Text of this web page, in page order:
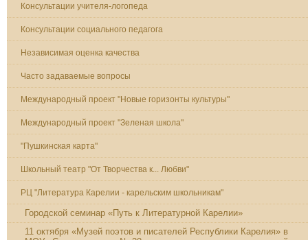
Консультации учителя-логопеда
Консультации социального педагога
Независимая оценка качества
Часто задаваемые вопросы
Международный проект "Новые горизонты культуры"
Международный проект "Зеленая школа"
"Пушкинская карта"
Школьный театр "От Творчества к... Любви"
РЦ "Литература Карелии - карельским школьникам"
Городской семинар «Путь к Литературной Карелии»
11 октября «Музей поэтов и писателей Республики Карелия» в